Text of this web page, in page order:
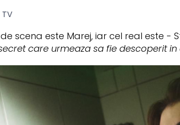
TV
scena este Marej, iar cel real este -
care urmeaza sa fie descoperit